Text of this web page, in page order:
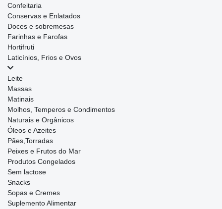
Confeitaria
Conservas e Enlatados
Doces e sobremesas
Farinhas e Farofas
Hortifruti
Laticínios, Frios e Ovos
Leite
Massas
Matinais
Molhos, Temperos e Condimentos
Naturais e Orgânicos
Óleos e Azeites
Pães,Torradas
Peixes e Frutos do Mar
Produtos Congelados
Sem lactose
Snacks
Sopas e Cremes
Suplemento Alimentar